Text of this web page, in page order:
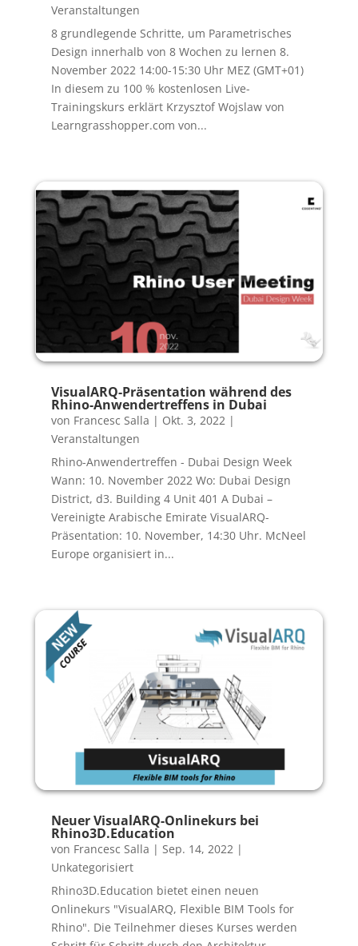
Veranstaltungen
8 grundlegende Schritte, um Parametrisches
Design innerhalb von 8 Wochen zu lernen 8.
November 2022 14:00-15:30 Uhr MEZ (GMT+01)
In diesem zu 100 % kostenlosen Live-
Trainingskurs erklärt Krzysztof Wojslaw von
Learngrasshopper.com von...
VisualARQ-Präsentation während des
Rhino-Anwendertreffens in Dubai
von Francesc Salla | Okt. 3, 2022|
Veranstaltungen
Rhino-Anwendertreffen - Dubai Design Week
Wann: 10. November 2022 Wo: Dubai Design
District, d3. Building 4 Unit 401 A Dubai –
Vereinigte Arabische Emirate VisualARQ-
Präsentation: 10. November, 14:30 Uhr. McNeel
Europe organisiert in...
Neuer VisualARQ-Onlinekurs bei
Rhino3D.Education
von Francesc Salla | Sep. 14, 2022|
Unkategorisiert
Rhino3D.Education bietet einen neuen
Onlinekurs "VisualARQ, Flexible BIM Tools for
Rhino". Die Teilnehmer dieses Kurses werden